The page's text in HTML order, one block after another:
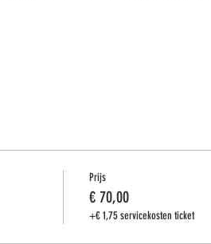
ook een oud plat serviesbord nemen)
4 mm)
die meenemen. Je krijg sowieso een blad
Prijs
€ 70,00
+€ 1,75 servicekosten ticket